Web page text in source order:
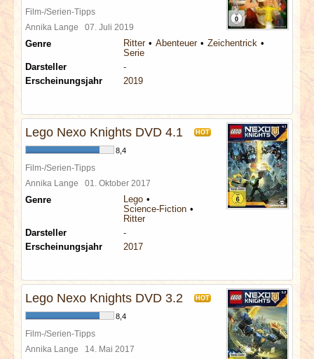
REDAKTION
LINKS
ARCHIV
Film-/Serien-Tipps
Annika Lange 07. Juli 2019
Genre Ritter Abenteuer
Zeichentrick
Serie
Darsteller
-
Erscheinungsjahr
2019
Lego Nexo Knights DVD 4.1 HOT
8,4
Film-/Serien-Tipps
Annika Lange 01. Oktober 2017
Genre
Lego
Science-Fiction
Ritter
Darsteller
-
Erscheinungsjahr
2017
Lego Nexo Knights DVD 3.2 HOT
8,4
Film-/Serien-Tipps
Annika Lange 14. Mai 2017